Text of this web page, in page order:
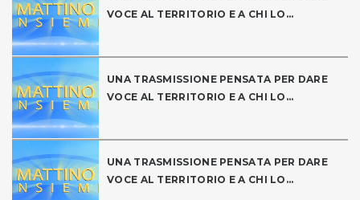
VOCE AL TERRITORIO E A CHI LO...
UNA TRASMISSIONE PENSATA PER DARE
VOCE AL TERRITORIO E A CHI LO...
UNA TRASMISSIONE PENSATA PER DARE
VOCE AL TERRITORIO E A CHI LO...